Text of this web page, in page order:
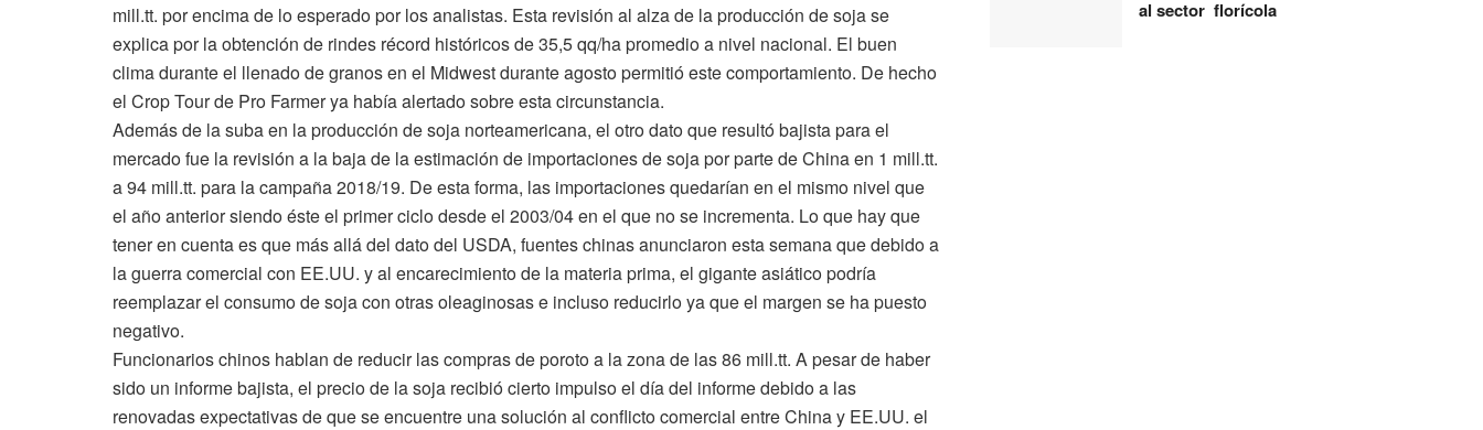
mill.tt. por encima de lo esperado por los analistas. Esta revisión al alza de la producción de soja se
explica por la obtención de rindes récord históricos de 35,5 qq/ha promedio a nivel nacional. El buen
clima durante el llenado de granos en el Midwest durante agosto permitió este comportamiento. De hecho
el Crop Tour de Pro Farmer ya había alertado sobre esta circunstancia.
Además de la suba en la producción de soja norteamericana, el otro dato que resultó bajista para el
mercado fue la revisión a la baja de la estimación de importaciones de soja por parte de China en 1 mill.tt.
a 94 mill.tt. para la campaña 2018/19. De esta forma, las importaciones quedarían en el mismo nivel que
el año anterior siendo éste el primer ciclo desde el 2003/04 en el que no se incrementa. Lo que hay que
tener en cuenta es que más allá del dato del USDA, fuentes chinas anunciaron esta semana que debido a
la guerra comercial con EE.UU. y al encarecimiento de la materia prima, el gigante asiático podría
reemplazar el consumo de soja con otras oleaginosas e incluso reducirlo ya que el margen se ha puesto
negativo.
Funcionarios chinos hablan de reducir las compras de poroto a la zona de las 86 mill.tt. A pesar de haber
sido un informe bajista, el precio de la soja recibió cierto impulso el día del informe debido a las
renovadas expectativas de que se encuentre una solución al conflicto comercial entre China y EE.UU. el
al sector florícola